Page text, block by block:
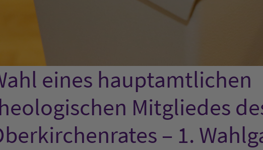
eines hauptamtlichen
Mitgliedes
– 1.